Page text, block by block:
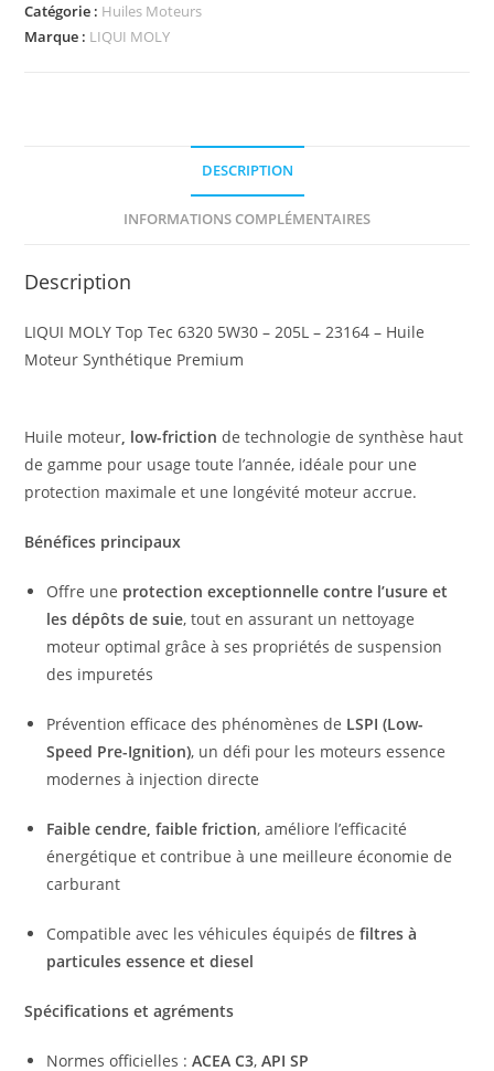
Catégorie : Huiles Moteurs
Marque : LIQUI MOLY
DESCRIPTION
INFORMATIONS COMPLÉMENTAIRES
Description
LIQUI MOLY Top Tec 6320 5W30 – 205L – 23164 – Huile
Moteur Synthétique Premium
Huile moteur, low-friction de technologie de synthèse haut
de gamme pour usage toute l’année, idéale pour une
protection maximale et une longévité moteur accrue.
Bénéfices principaux
Offre une protection exceptionnelle contre l’usure et
les dépôts de suie, tout en assurant un nettoyage
moteur optimal grâce à ses propriétés de suspension
des impuretés
Prévention efficace des phénomènes de LSPI (Low-
Speed Pre-Ignition), un défi pour les moteurs essence
modernes à injection directe
Faible cendre, faible friction, améliore l’efficacité
énergétique et contribue à une meilleure économie de
carburant
Compatible avec les véhicules équipés defiltres à
particules essence et diesel
Spécifications et agréments
Normes officielles :ACEA C3,API SP